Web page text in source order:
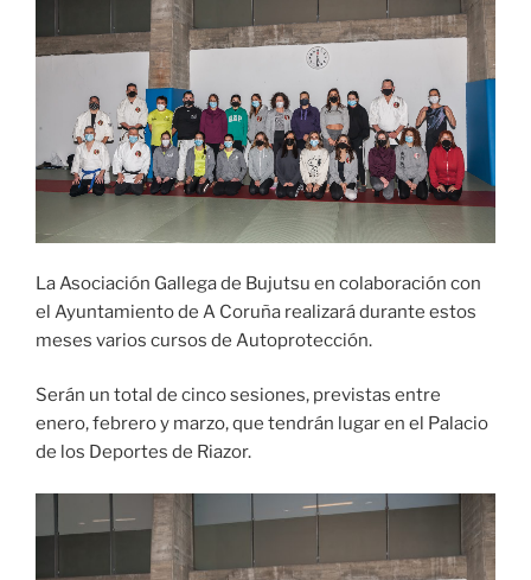
La Asociación Gallega de Bujutsu en colaboración con
el Ayuntamiento de A Coruña realizará durante estos
meses varios cursos de Autoprotección.
Serán un total de cinco sesiones, previstas entre
enero, febrero y marzo, que tendrán lugar en el Palacio
de los Deportes de Riazor.